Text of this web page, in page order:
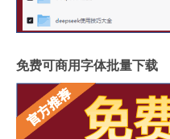
免费可商用字体批量下载